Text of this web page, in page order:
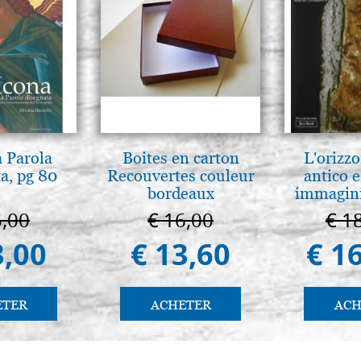
€ 15,10
Planche d'icône en tilleul,
21x28 lisse,brute
€ 12,90
Planche d'icône en tilleul,
24x32 lisse,brute
€ 14,80
Planche d'icône en tilleul,
25x30 lisse,brute
€ 14,20
Planche d'icône en tilleul,
25x35 lisse,brute
Parola
pg 80
Boites en carton
Recouvertes couleur
bordeaux
€ 16,00
€ 13,60
ACHETER
antico
€
€